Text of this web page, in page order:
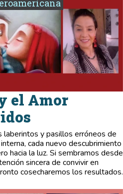
el Amor
laberintos y pasillos erróneos de
cada nuevo descubrimiento
hacia la luz. Si sembramos desde
sincera de convivir en
cosecharemos los resultados.